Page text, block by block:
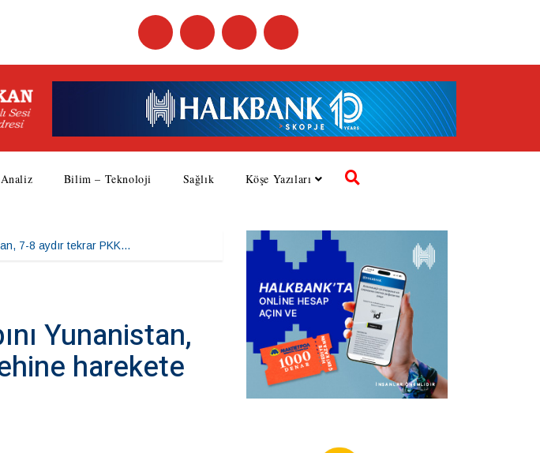
Analiz Bilim – Teknoloji Sağlık Köşe Yazıları
7-8 aydır tekrar PKK…
Yunanistan,
harekete